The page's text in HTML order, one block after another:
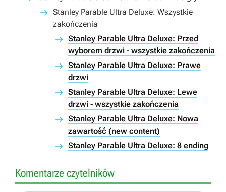
Stanley Parable Ultra Deluxe: Wszystkie
zakończenia
Stanley Parable Ultra Deluxe: Przed
wyborem drzwi - wszystkie zakończenia
Stanley Parable Ultra Deluxe: Prawe
drzwi
Stanley Parable Ultra Deluxe: Lewe
drzwi - wszystkie zakończenia
Stanley Parable Ultra Deluxe: Nowa
zawartość (new content)
Stanley Parable Ultra Deluxe: 8 ending
Komentarze czytelników